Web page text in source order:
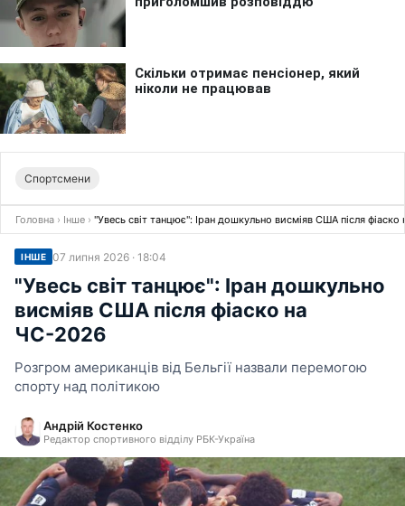
Спортсмени
Головна › Інше › "Увесь світ танцює": Іран дошкульно висміяв США після
ІНШЕ 07 липня 2026 · 18:04
"Увесь світ танцює": Іран дошкульно
висміяв США після фіаско на
ЧС-2026
Розгром американців від Бельгії назвали перемогою
спорту над політикою
Андрій Костенко
Редактор спортивного відділу РБК-Україна